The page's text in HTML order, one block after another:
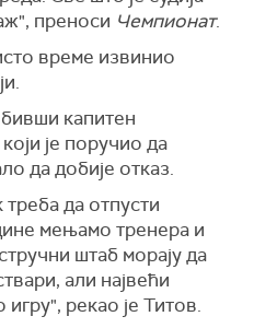
преноси Чемпионат.
време извинио
бивши капитен
је поручио да
да добије отказ.
да отпусти
мењамо тренера и
штаб морају да
али највећи
рекао је Титов.